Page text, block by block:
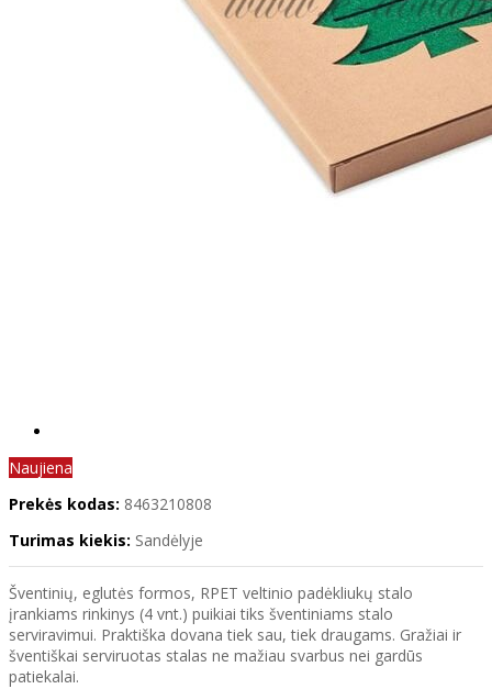
Naujiena
Prekės kodas: 8463210808
Turimas kiekis: Sandėlyje
Šventinių, eglutės formos, RPET veltinio padėkliukų stalo
įrankiams rinkinys (4 vnt.) puikiai tiks šventiniams stalo
serviravimui. Praktiška dovana tiek sau, tiek draugams. Gražiai ir
šventiškai serviruotas stalas ne mažiau svarbus nei gardūs
patiekalai.